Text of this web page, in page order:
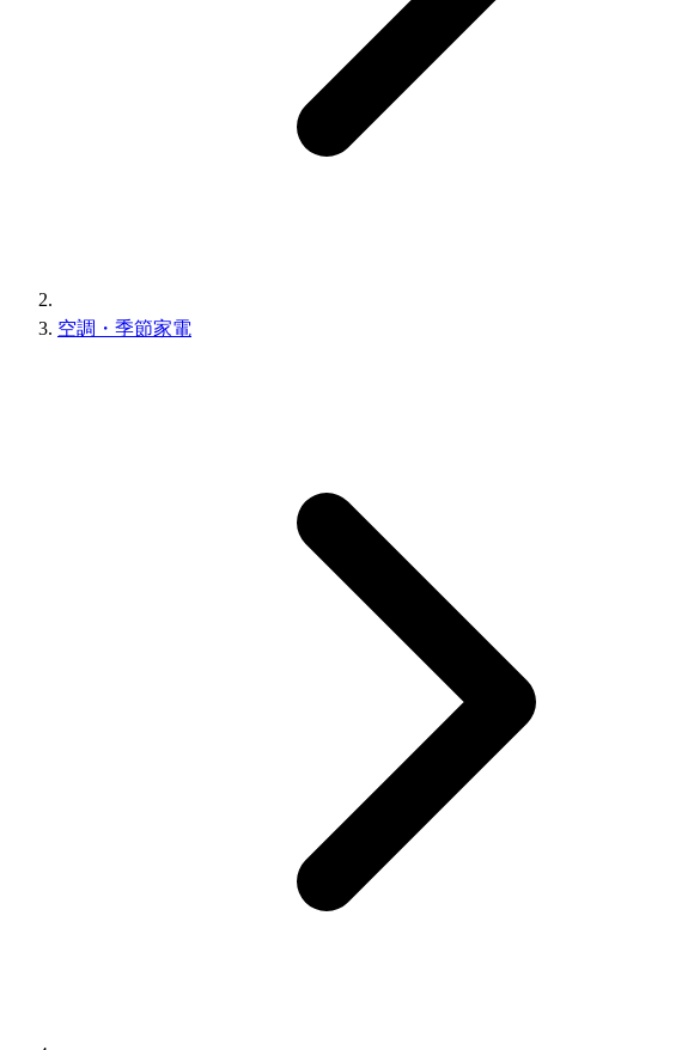
空調・季節家電